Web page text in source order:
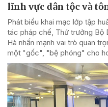
lĩnh vực dân tộc và
Phát biểu khai mạc lớp tập
tác pháp chế, Thứ trưởng Bộ
Hà nhấn mạnh vai trò quan
một "gốc", "bệ phóng" cho